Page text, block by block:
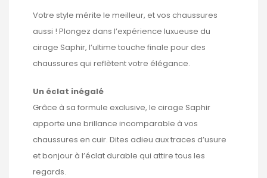
Votre style mérite le meilleur, et vos chaussures
aussi ! Plongez dans l’expérience luxueuse du
cirage Saphir, l’ultime touche finale pour des
chaussures qui reflètent votre élégance.
Un éclat inégalé
Grâce à sa formule exclusive, le cirage Saphir
apporte une brillance incomparable à vos
chaussures en cuir. Dites adieu aux traces d’usure
et bonjour à l’éclat durable qui attire tous les
regards.